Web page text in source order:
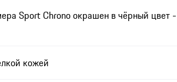
Sport Chrono окрашен в чёрный цвет -
кожей